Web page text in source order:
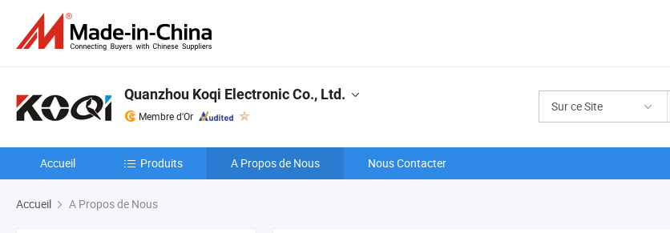
Sur ce Site
Quanzhou Koqi Electronic Co., Ltd.
Membre d'Or
Accueil Produits A Propos de Nous Nous Contacter
Accueil A Propos de Nous